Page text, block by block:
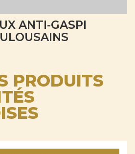
ANTI-GASPI
PRODUITS